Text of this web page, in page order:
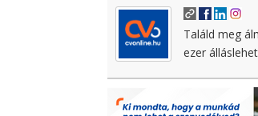
Találd meg
ezer